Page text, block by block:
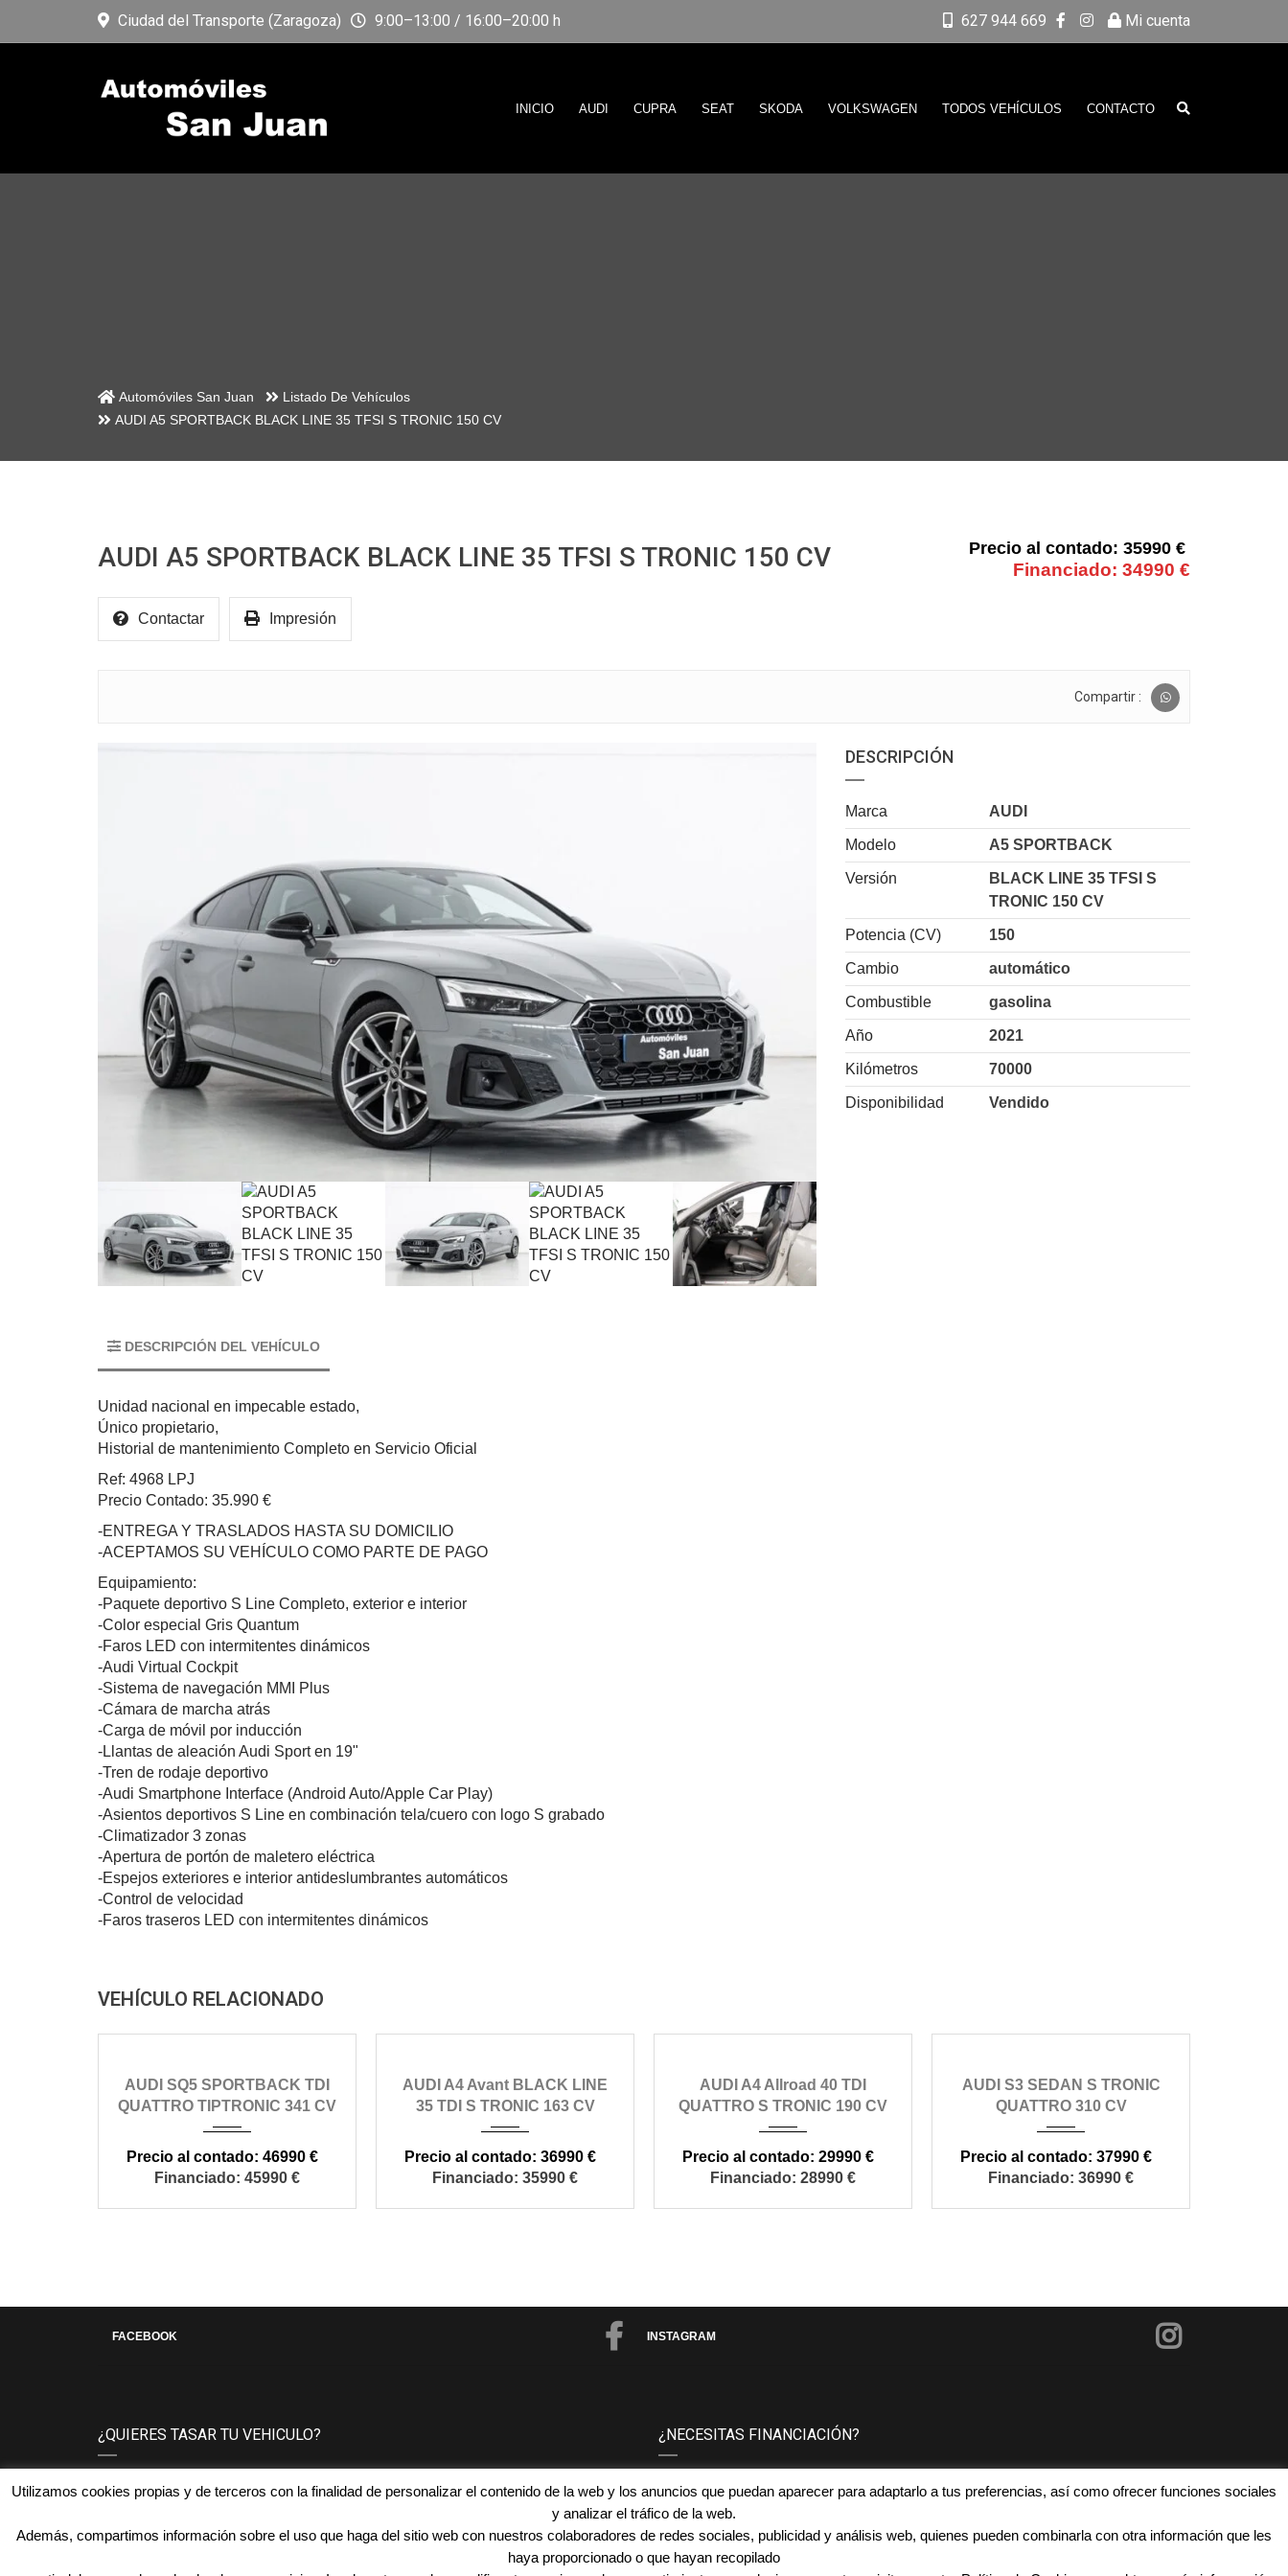
Ciudad del Transporte (Zaragoza) 9:00–13:00 / 16:00–20:00 h 627 944 669 Mi cuenta
INICIO AUDI CUPRA SEAT SKODA VOLKSWAGEN TODOS VEHÍCULOS CONTACTO
Automóviles San Juan
Listado De Vehículos
AUDI A5 SPORTBACK BLACK LINE 35 TFSI S TRONIC 150 CV
AUDI A5 SPORTBACK BLACK LINE 35 TFSI S TRONIC 150 CV 35990 €
34990 €
Contactar Impresión
Compartir :
DESCRIPCIÓN
Marca AUDI
Modelo A5 SPORTBACK
Versión
BLACK LINE 35 TFSI S
TRONIC 150 CV
Potencia (CV) 150
Cambio automático
Combustible gasolina
Año 2021
Kilómetros 70000
Disponibilidad Vendido
DESCRIPCIÓN DEL VEHÍCULO
Unidad nacional en impecable estado,
Único propietario,
Historial de mantenimiento Completo en Servicio Oficial
Ref: 4968 LPJ
Precio Contado: 35.990 €
-ENTREGA Y TRASLADOS HASTA SU DOMICILIO
-ACEPTAMOS SU VEHÍCULO COMO PARTE DE PAGO
Equipamiento:
-Paquete deportivo S Line Completo, exterior e interior
-Color especial Gris Quantum
-Faros LED con intermitentes dinámicos
-Audi Virtual Cockpit
-Sistema de navegación MMI Plus
-Cámara de marcha atrás
-Carga de móvil por inducción
-Llantas de aleación Audi Sport en 19"
-Tren de rodaje deportivo
-Audi Smartphone Interface (Android Auto/Apple Car Play)
-Asientos deportivos S Line en combinación tela/cuero con logo S grabado
-Climatizador 3 zonas
-Apertura de portón de maletero eléctrica
-Espejos exteriores e interior antideslumbrantes automáticos
-Control de velocidad
-Faros traseros LED con intermitentes dinámicos
VEHÍCULO RELACIONADO
143000
AUDI SQ5 SPORTBACK TDI
QUATTRO TIPTRONIC 341 CV
46990 €
45990 €
83000
AUDI A4 Avant BLACK LINE
35 TDI S TRONIC 163 CV
36990 €
35990 €
115000
AUDI A4 Allroad 40 TDI
QUATTRO S TRONIC 190 CV
29990 €
28990 €
105000
AUDI S3 SEDAN S TRONIC
QUATTRO 310 CV
37990 €
36990 €
FACEBOOK INSTAGRAM
¿QUIERES TASAR TU VEHICULO?
Póngase en contacto con nosotros y le tasaremos su vehículo sin ningún
¿NECESITAS FINANCIACIÓN?
EnAutomóviles San Juanencontramos la financiación que mejor se adapta
a tus necesidades.
Utilizamos cookies propias y de terceros con la finalidad de personalizar el contenido de la web y los anuncios que puedan aparecer para adaptarlo a tus preferencias, así como ofrecer funciones sociales
y analizar el tráfico de la web.
Además, compartimos información sobre el uso que haga del sitio web con nuestros colaboradores de redes sociales, publicidad y análisis web, quienes pueden combinarla con otra información que les
haya proporcionado o que hayan recopilado